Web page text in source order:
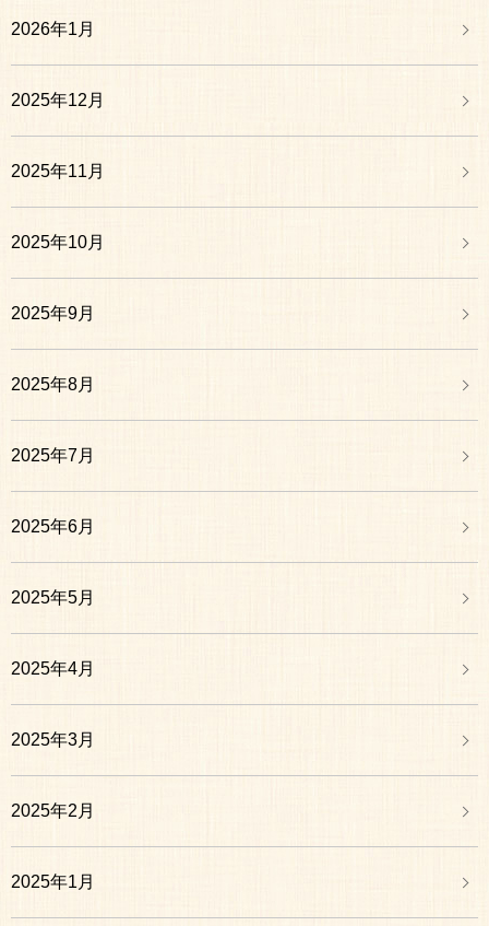
2026年1月
2025年12月
2025年11月
2025年10月
2025年9月
2025年8月
2025年7月
2025年6月
2025年5月
2025年4月
2025年3月
2025年2月
2025年1月